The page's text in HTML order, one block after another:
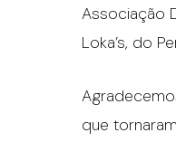
Associação
Loka’s, do
que